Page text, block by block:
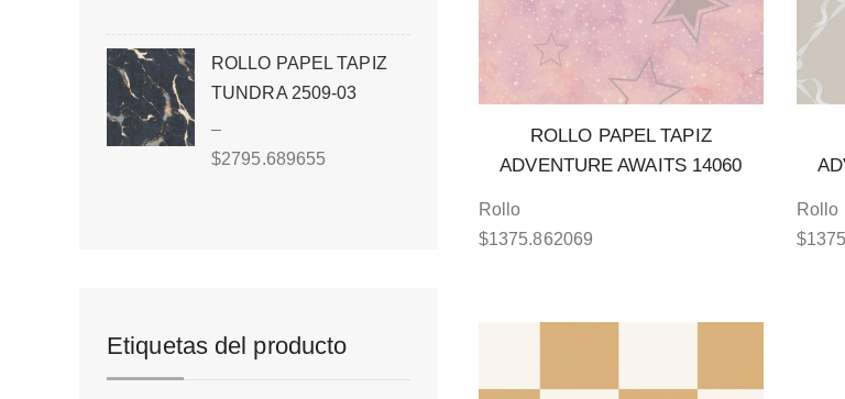
ROLLO PAPEL TAPIZ
ADVENTURE AWAITS 14060
Rollo
$1375.862069
Rollo
$
ROLLO PAPEL TAPIZ
TUNDRA 2509-03
–
$2795.689655
Etiquetas del producto